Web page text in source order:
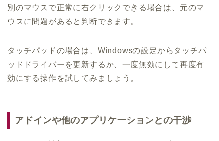
別のマウスで正常に右クリックできる場合は、元のマ
ウスに問題があると判断できます。
タッチパッドの場合は、Windowsの設定からタッチパ
ッドドライバーを更新するか、一度無効にして再度有
効にする操作を試してみましょう。
アドインや他のアプリケーションとの干渉